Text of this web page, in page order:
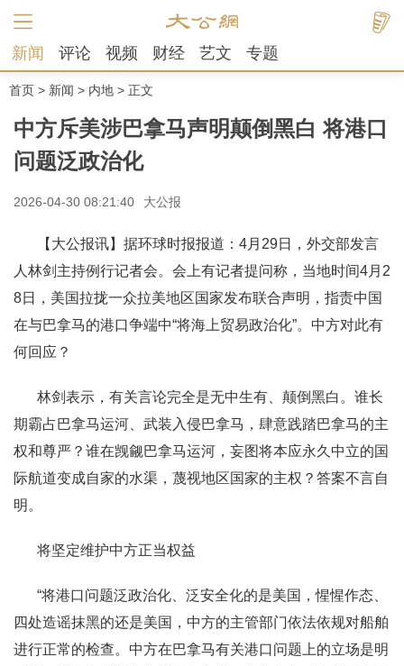
新闻 评论 视频 财经 艺文 专题
首页 > 新闻 > 内地 > 正文
中方斥美涉巴拿马声明颠倒黑白 将港口
问题泛政治化
2026-04-30 08:21:40 大公报
【大公报讯】据环球时报报道：4月29日，外交部发言
人林剑主持例行记者会。会上有记者提问称，当地时间4月2
8日，美国拉拢一众拉美地区国家发布联合声明，指责中国
在与巴拿马的港口争端中“将海上贸易政治化”。中方对此有
何回应？
林剑表示，有关言论完全是无中生有、颠倒黑白。谁长
期霸占巴拿马运河、武装入侵巴拿马，肆意践踏巴拿马的主
权和尊严？谁在觊觎巴拿马运河，妄图将本应永久中立的国
际航道变成自家的水渠，蔑视地区国家的主权？答案不言自
明。
将坚定维护中方正当权益
“将港口问题泛政治化、泛安全化的是美国，惺惺作态、
四处造谣抹黑的还是美国，中方的主管部门依法依规对船舶
进行正常的检查。中方在巴拿马有关港口问题上的立场是明